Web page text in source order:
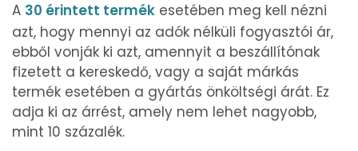
A 30 érintett termék esetében meg kell nézni
azt, hogy mennyi az adók nélküli fogyasztói ár,
ebből vonják ki azt, amennyit a beszállítónak
fizetett a kereskedő, vagy a saját márkás
termék esetében a gyártás önköltségi árát. Ez
adja ki az árrést, amely nem lehet nagyobb,
mint 10 százalék.